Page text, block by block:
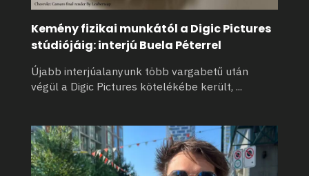
Kemény fizikai munkától a Digic Pictures
stúdiójáig: interjú Buela Péterrel
Újabb interjúalanyunk több vargabetű után
végül a Digic Pictures kötelékébe került, ...